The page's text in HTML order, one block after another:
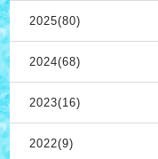
2025(80)
2024(68)
2023(16)
2022(9)